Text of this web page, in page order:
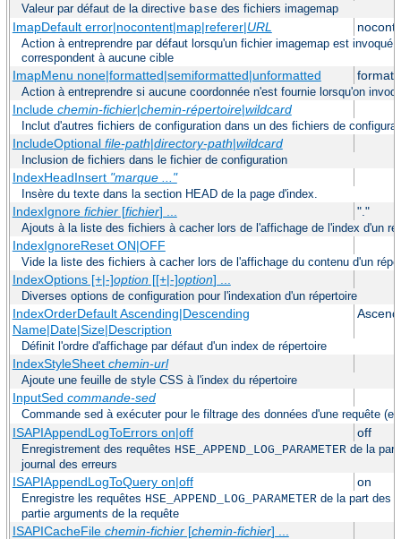
Valeur par défaut de la directive base des fichiers imagemap
ImapDefault error|nocontent|map|referer|URL
Action à entreprendre par défaut lorsqu'un fichier imagemap est invoqué
correspondent à aucune cible
ImapMenu none|formatted|semiformatted|unformatted
Action à entreprendre si aucune coordonnée n'est fournie lorsqu'on
Include chemin-fichier|chemin-répertoire|wildcard
Inclut d'autres fichiers de configuration dans un des fichiers de
IncludeOptional file-path|directory-path|wildcard
Inclusion de fichiers dans le fichier de configuration
IndexHeadInsert "marque ..."
Insère du texte dans la section HEAD de la page d'index.
IndexIgnore fichier[fichier] ... "."
Ajouts à la liste des fichiers à cacher lors de l'affichage de l'index d'un
IndexIgnoreReset ON|OFF
Vide la liste des fichiers à cacher lors de l'affichage du contenu d'un
IndexOptions [+|-]option[[+|-]option] ...
Diverses options de configuration pour l'indexation d'un répertoire
IndexOrderDefault Ascending|Descending
Name|Date|Size|Description
Définit l'ordre d'affichage par défaut d'un index de répertoire
IndexStyleSheet chemin-url
Ajoute une feuille de style CSS à l'index du répertoire
InputSed commande-sed
Commande sed à exécuter pour le filtrage des données d'une requête
ISAPIAppendLogToErrors on|off off
Enregistrement des requêtes HSE_APPEND_LOG_PARAMETER de la
journal des erreurs
ISAPIAppendLogToQuery on|off on
Enregistre les requêtes HSE_APPEND_LOG_PARAMETER de la part des
partie arguments de la requête
ISAPICacheFile chemin-fichier[chemin-fichier] ...